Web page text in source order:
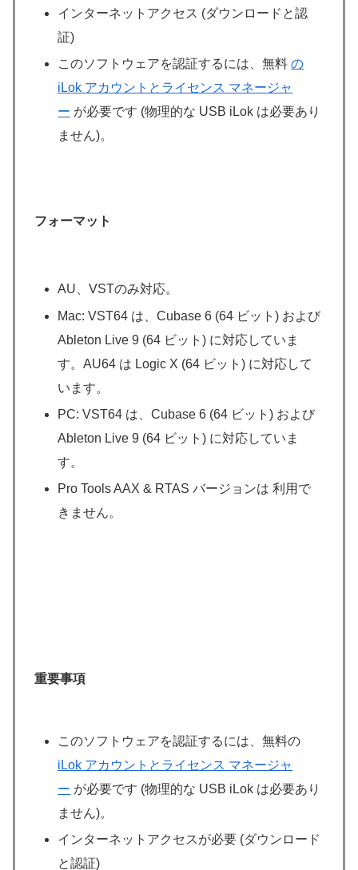
インターネットアクセス (ダウンロードと認
証)
このソフトウェアを認証するには、無料の
iLok アカウントとライセンス マネージャ
ー が必要です (物理的な USB iLok は必要あり
ません)。
フォーマット
AU、VSTのみ対応。
Mac: VST64 は、Cubase 6 (64 ビット) および
Ableton Live 9 (64 ビット) に対応していま
す。AU64 は Logic X (64 ビット) に対応して
います。
PC: VST64 は、Cubase 6 (64 ビット) および
Ableton Live 9 (64 ビット) に対応していま
す。
Pro Tools AAX & RTAS バージョンは 利用で
きません。
重要事項
このソフトウェアを認証するには、無料の
iLok アカウントとライセンス マネージャ
ー が必要です (物理的な USB iLok は必要あり
ません)。
インターネットアクセスが必要 (ダウンロード
と認証)